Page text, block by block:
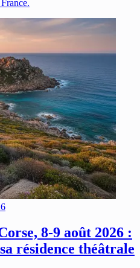
8-9 août 2026 :
résidence théâtrale